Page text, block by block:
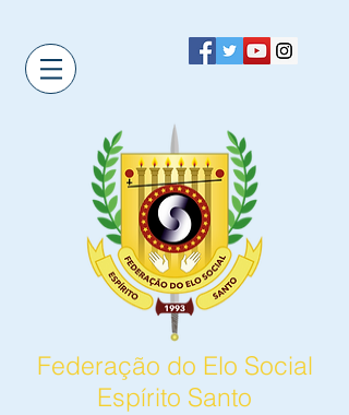
Federação do Elo Social
Espírito Santo